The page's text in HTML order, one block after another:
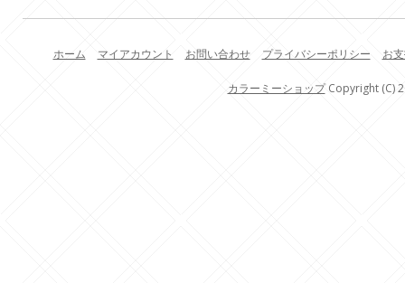
ホーム マイアカウント お問い合わせ プライバシーポリシー お
カラーミーショップCopyright (C)